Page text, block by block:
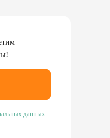
данных